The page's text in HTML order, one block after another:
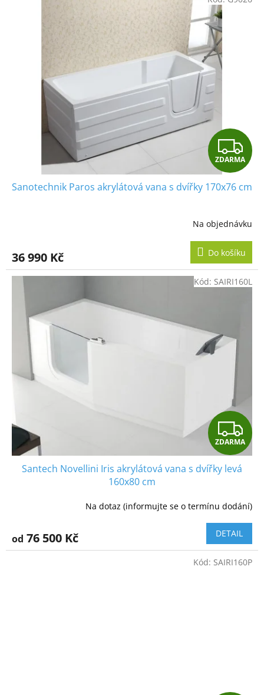
Z
D
A
R
M
A
ZDARMA
Sanotechnik Paros akrylátová vana s dvířky 170x76 cm
je
3,8
Na objednávku
36 990 Kč Do košíku
Z
D
R
M
A
ZDARMA
Santech Novellini Iris akrylátová vana s dvířky levá
160x80 cm
Na dotaz (informujte se o termínu dodání)
od 76 500 Kč DETAIL
Kód: SAIRI160L
Kód: SAIRI160P